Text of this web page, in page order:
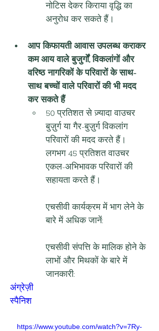
नोटिस देकर किराया वृद्धि का
अनुरोध कर सकते हैं।
आप किफायती आवास उपलब्ध कराकर
कम आय वाले बुजुर्गों, विकलांगों और
वरिष्ठ नागरिकों के परिवारों के साथ-
साथ बच्चों वाले परिवारों की भी मदद
कर सकते हैं
50 प्रतिशत से ज़्यादा वाउचर
बुज़ुर्ग या गैर-बुज़ुर्ग विकलांग
परिवारों की मदद करते हैं।
लगभग 45 प्रतिशत वाउचर
एकल-अभिभावक परिवारों की
सहायता करते हैं।
एचसीवी कार्यक्रम में भाग लेने के
बारे में अधिक जानें:
एचसीवी संपत्ति के मालिक होने के
लाभों और मिथकों के बारे में
जानकारी:
अंग्रेज़ी
स्पैनिश
https://www.youtube.com/watch?v=7Ry-